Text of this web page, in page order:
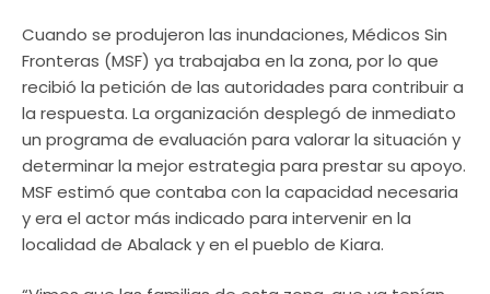
Cuando se produjeron las inundaciones, Médicos Sin
Fronteras (MSF) ya trabajaba en la zona, por lo que
recibió la petición de las autoridades para contribuir a
la respuesta. La organización desplegó de inmediato
un programa de evaluación para valorar la situación y
determinar la mejor estrategia para prestar su apoyo.
MSF estimó que contaba con la capacidad necesaria
y era el actor más indicado para intervenir en la
localidad de Abalack y en el pueblo de Kiara.